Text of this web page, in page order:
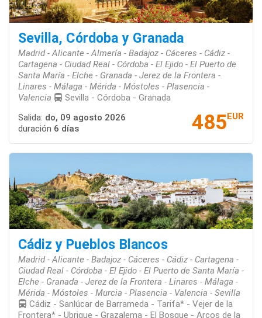
Sevilla, Córdoba y Granada
Madrid - Alicante - Almería - Badajoz - Cáceres - Cádiz -
Cartagena - Ciudad Real - Córdoba - El Ejido - El Puerto de
Santa María - Elche - Granada - Jerez de la Frontera -
Linares - Málaga - Mérida - Móstoles - Plasencia -
Valencia
Sevilla - Córdoba - Granada
485EUR
Salida: do, 09 agosto 2026
duración 6 días
Cádiz y Pueblos Blancos
Madrid - Alicante - Badajoz - Cáceres - Cádiz - Cartagena -
Ciudad Real - Córdoba - El Ejido - El Puerto de Santa María -
Elche - Granada - Jerez de la Frontera - Linares - Málaga -
Mérida - Móstoles - Murcia - Plasencia - Valencia - Sevilla
Cádiz - Sanlúcar de Barrameda - Tarifa* - Vejer de la
Frontera* - Ubrique - Grazalema - El Bosque - Arcos de la